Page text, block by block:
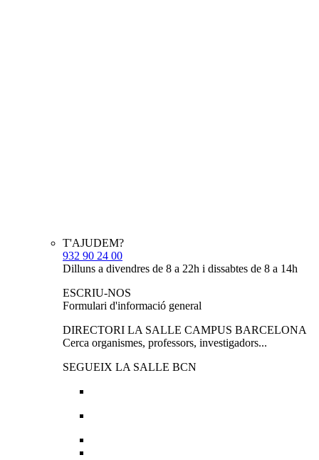
T'AJUDEM?
932 90 24 00
Dilluns a divendres de 8 a 22h i dissabtes de 8 a 14h
ESCRIU-NOS
Formulari d'informació general
DIRECTORI LA SALLE CAMPUS BARCELONA
Cerca organismes, professors, investigadors...
SEGUEIX LA SALLE BCN